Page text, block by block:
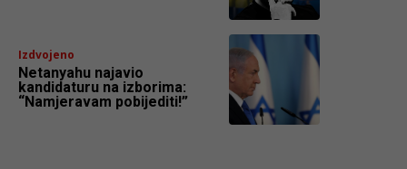
Izdvojeno
Netanyahu najavio
kandidaturu na izborima:
“Namjeravam pobijediti!”